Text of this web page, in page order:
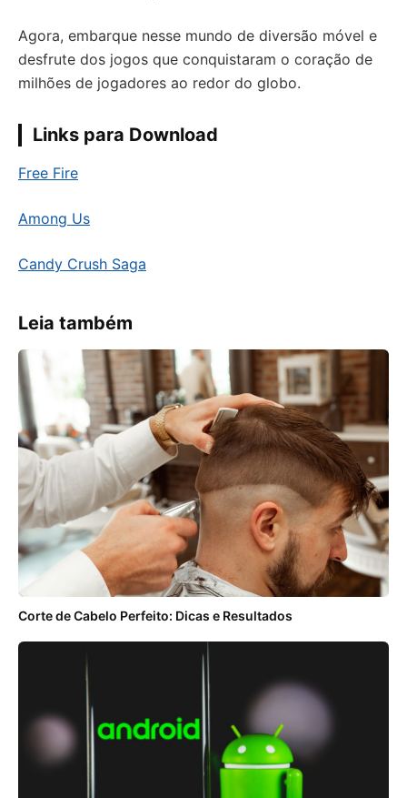
Agora, embarque nesse mundo de diversão móvel e
desfrute dos jogos que conquistaram o coração de
milhões de jogadores ao redor do globo.
Links para Download
Free Fire
Among Us
Candy Crush Saga
Leia também
Corte de Cabelo Perfeito: Dicas e Resultados